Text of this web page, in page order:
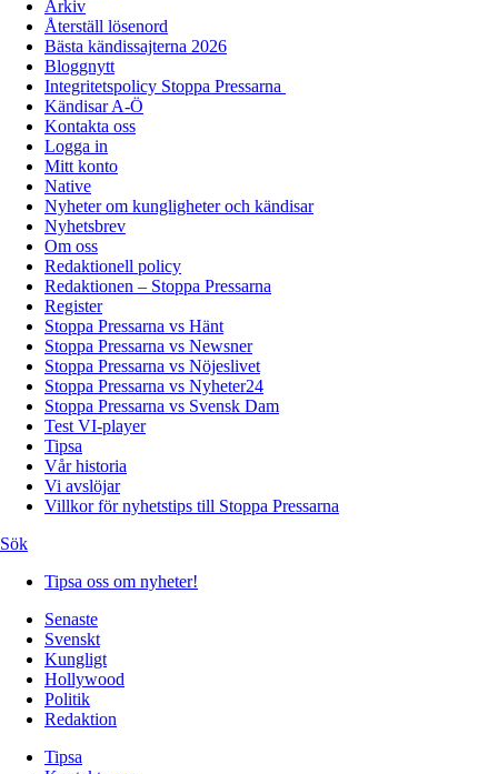
Arkiv
Återställ lösenord
Bästa kändissajterna 2026
Bloggnytt
Integritetspolicy Stoppa Pressarna
Kändisar A-Ö
Kontakta oss
Logga in
Mitt konto
Native
Nyheter om kungligheter och kändisar
Nyhetsbrev
Om oss
Redaktionell policy
Redaktionen – Stoppa Pressarna
Register
Stoppa Pressarna vs Hänt
Stoppa Pressarna vs Newsner
Stoppa Pressarna vs Nöjeslivet
Stoppa Pressarna vs Nyheter24
Stoppa Pressarna vs Svensk Dam
Test VI-player
Tipsa
Vår historia
Vi avslöjar
Villkor för nyhetstips till Stoppa Pressarna
Sök
Tipsa oss om nyheter!
Senaste
Svenskt
Kungligt
Hollywood
Politik
Redaktion
Tipsa